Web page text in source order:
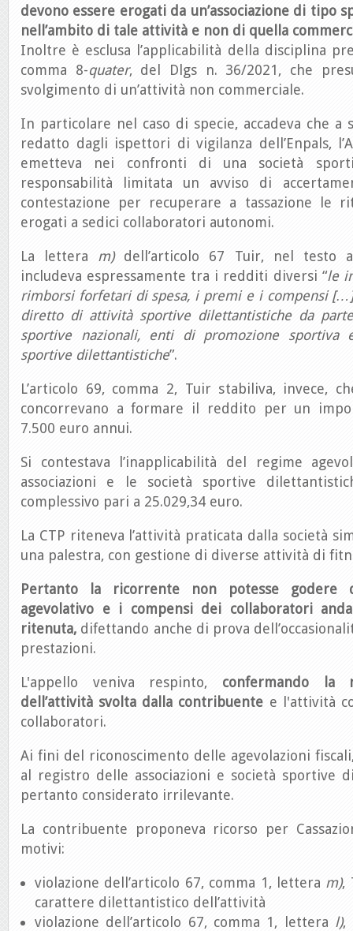
devono essere erogati da un’associazione di tipo
nell’ambito di tale attività e non di quella
Inoltre è esclusa l’applicabilità della disciplina
comma 8-quater, del Dlgs n. 36/2021, che
svolgimento di un’attività non commerciale.
In particolare nel caso di specie, accadeva che a
redatto dagli ispettori di vigilanza dell’Enpals,
emetteva nei confronti di una società
responsabilità limitata un avviso di
contestazione per recuperare a tassazione le
erogati a sedici collaboratori autonomi.
La lettera m)dell’articolo 67 Tuir, nel testo
includeva espressamente tra i redditi diversi “le
rimborsi forfetari di spesa, i premi e i compensi
diretto di attività sportive dilettantistiche da
sportive nazionali, enti di promozione sportiva
sportive dilettantistiche”.
L’articolo 69, comma 2, Tuir stabiliva, invece,
concorrevano a formare il reddito per un
7.500 euro annui.
Si contestava l’inapplicabilità del regime
associazioni e le società sportive
complessivo pari a 25.029,34 euro.
La CTP riteneva l’attività praticata dalla società
una palestra, con gestione di diverse attività di
Pertanto la ricorrente non potesse godere
agevolativo e i compensi dei collaboratori
ritenuta, difettando anche di prova
prestazioni.
L'appello veniva respinto, confermando la
dell’attività svolta dalla contribuente e l'attività
collaboratori.
Ai fini del riconoscimento delle agevolazioni
al registro delle associazioni e società sportive
pertanto considerato irrilevante.
La contribuente proponeva ricorso per
motivi:
violazione dell’articolo 67, comma 1, lettera m),
carattere dilettantistico dell’attività
violazione dell’articolo 67, comma 1, lettera l),